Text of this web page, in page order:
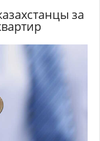
за